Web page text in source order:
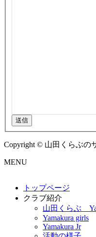
送信
Copyright © 山田くらぶの
MENU
トップページ
クラブ紹介
山田くらぶ
Yamakura girls
Yamakura Jr